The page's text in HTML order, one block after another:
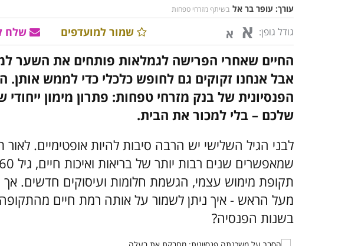
בשיתף מזרחי טפחות עורך: עופר בר אל
גודל גופן: א א שלח שמור למועדפים
החיים שאחרי הפרישה לגמלאות פותחים את השער
אבל אנחנו זקוקים גם לחופש כלכלי כדי לממש אותן.
הפנסיונית של בנק מזרחי טפחות: פתרון מימון
שלכם – בלי למכור את הבית.
לבני הגיל השלישי יש הרבה סיבות להיות אופטימיים.
תקופת מימוש עצמי, הגשמת חלומות ועיסוקים חדשים.
מעל הראש - איך ניתן לשמור על אותה רמת חיים
בשנות הפנסיה?